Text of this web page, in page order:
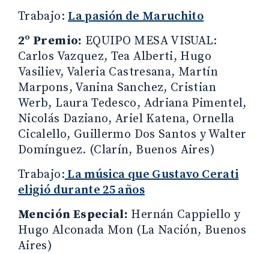
Trabajo:La pasión de Maruchito
2º Premio: EQUIPO MESA VISUAL:
Carlos Vazquez, Tea Alberti, Hugo
Vasiliev, Valeria Castresana, Martín
Marpons, Vanina Sanchez, Cristian
Werb, Laura Tedesco, Adriana Pimentel,
Nicolás Daziano, Ariel Katena, Ornella
Cicalello, Guillermo Dos Santos y Walter
Domínguez. (Clarín, Buenos Aires)
Trabajo:La música que Gustavo Cerati
eligió durante 25 años
Mención Especial: Hernán Cappiello y
Hugo Alconada Mon (La Nación, Buenos
Aires)